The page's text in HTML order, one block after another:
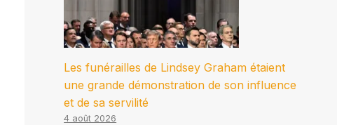
Les funérailles de Lindsey Graham étaient
une grande démonstration de son influence
et de sa servilité
4 août 2026